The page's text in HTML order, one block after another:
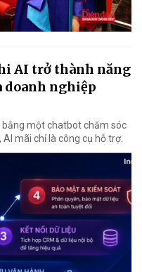
AI trở thành năng
doanh nghiệp
bằng một chatbot chăm sóc
mãi chỉ là công cụ hỗ trợ.